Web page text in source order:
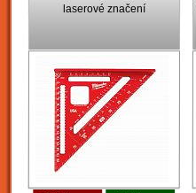
laserové značení